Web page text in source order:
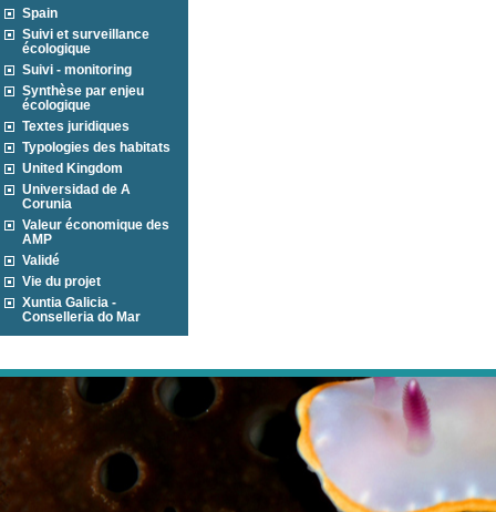
Spain
Suivi et surveillance
écologique
Suivi - monitoring
Synthèse par enjeu
écologique
Textes juridiques
Typologies des habitats
United Kingdom
Universidad de A
Corunia
Valeur économique des
AMP
Validé
Vie du projet
Xuntia Galicia -
Conselleria do Mar